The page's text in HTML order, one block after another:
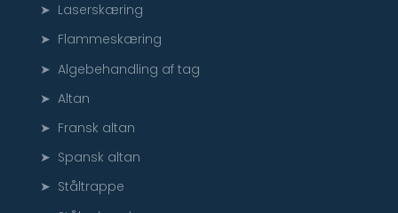
➤ Laserskæring
➤ Flammeskæring
➤ Algebehandling af tag
➤ Altan
➤ Fransk altan
➤ Spansk altan
➤ Ståltrappe